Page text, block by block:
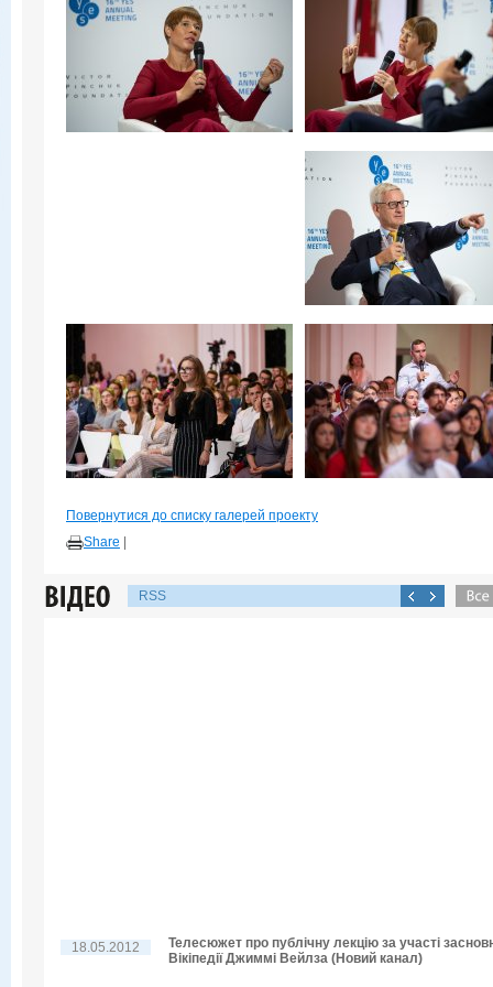
Повернутися до списку галерей проекту
Share
RSS
18.05.2012
Телесюжет про публічну лекцію за участі
Вікіпедії Джиммі Вейлза (Новий канал)